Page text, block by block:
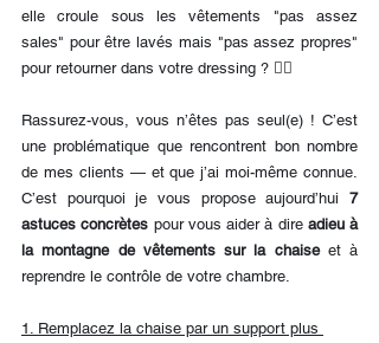
elle croule sous les vêtements "pas assez
sales" pour être lavés mais "pas assez propres"
pour retourner dans votre dressing ? 🙋‍♀️
Rassurez-vous, vous n’êtes pas seul(e) ! C’est
une problématique que rencontrent bon nombre
de mes clients — et que j’ai moi-même connue.
C’est pourquoi je vous propose aujourd’hui 7
astuces concrètes pour vous aider à dire adieu à
la montagne de vêtements sur la chaise et à
reprendre le contrôle de votre chambre.
1. Remplacez la chaise par un support plus